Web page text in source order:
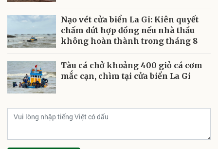
Tàu cá chở khoảng 400 giỏ cá cơm
mắc cạn, chìm tại cửa biển La Gi
Gửi bình luận